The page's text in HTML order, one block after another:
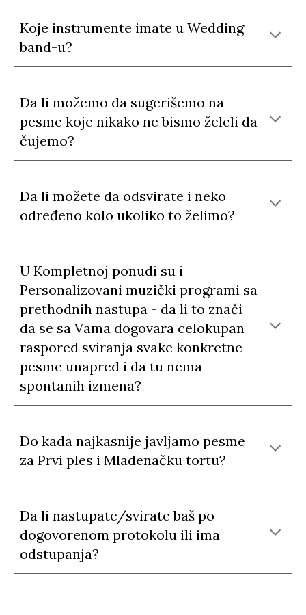
Koje instrumente imate u Wedding
band-u?
Da li možemo da sugerišemo na
pesme koje nikako ne bismo želeli da
čujemo?
Da li možete da odsvirate i neko
određeno kolo ukoliko to želimo?
U Kompletnoj ponudi su i
Personalizovani muzički programi sa
prethodnih nastupa - da li to znači
da se sa Vama dogovara celokupan
raspored sviranja svake konkretne
pesme unapred i da tu nema
spontanih izmena?
Do kada najkasnije javljamo pesme
za Prvi ples i Mladenačku tortu?
Da li nastupate/svirate baš po
dogovorenom protokolu ili ima
odstupanja?